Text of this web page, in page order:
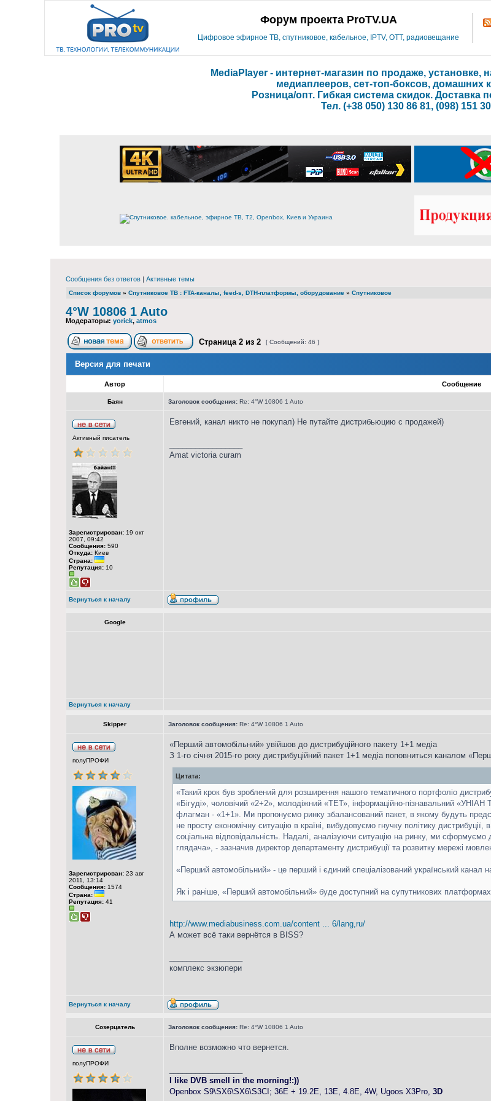
Форум проекта ProTV.UA
Цифровое эфирное ТВ, спутниковое, кабельное, IPTV, OTT, радиовещание
MediaPlayer - интернет-магазин по продаже, установке,
медиаплееров, сет-топ-боксов, домашних
Розница/опт. Гибкая система скидок. Доставка
Тел. (+38 050) 130 86 81, (098) 151
Сообщения без ответов | Активные темы
Список форумов » Cпутниковое ТВ : FTA-каналы, feed-s, DTH-платформы, оборудование » Спутниковое
4°W 10806 1 Auto
Модераторы: yorick, atmos
Страница 2 из 2 [ Сообщений: 46 ]
Версия для печати
Автор Сообщение
Баян Заголовок сообщения: Re: 4°W 10806 1 Auto
Активный писатель
Зарегистрирован: 19 окт
2007, 09:42
Сообщения: 590
Откуда: Киев
Страна:
Репутация: 10
Евгений, канал никто не покупал) Не путайте дистрибьюцию с продажей)
Amat victoria curam
Вернуться к началу
Google
Вернуться к началу
Skipper Заголовок сообщения: Re: 4°W 10806 1 Auto
полуПРОФИ
Зарегистрирован: 23 авг
2011, 13:14
Сообщения: 1574
Страна:
Репутация: 41
«Перший автомобільний» увійшов до дистрибуційного пакету 1+1 медіа
З 1-го січня 2015-го року дистрибуційний пакет 1+1 медіа поповниться каналом
Цитата:
«Такий крок був зроблений для розширення нашого тематичного портфоліо
«Бігуді», чоловічий «2+2», молодіжний «ТЕТ», інформаційно-пізнавальний
флагман - «1+1». Ми пропонуємо ринку збалансований пакет, в якому будуть
не просту економічну ситуацію в країні, вибудовуємо гнучку політику
соціальна відповідальність. Надалі, аналізуючи ситуацію на ринку, ми
глядача», - зазначив директор департаменту дистрибуції та розвитку мережі
«Перший автомобільний» - це перший і єдиний спеціалізований український канал
Як і раніше, «Перший автомобільний» буде доступний на супутникових
http://www.mediabusiness.com.ua/content ... 6/lang,ru/
А может всё таки вернётся в BISS?
комплекс экзюпери
Вернуться к началу
Созерцатель Заголовок сообщения: Re: 4°W 10806 1 Auto
полуПРОФИ
Вполне возможно что вернется.
I like DVB smell in the morning!:))
Openbox S9\SX6\SX6\S3CI; 36E + 19.2E, 13E, 4.8E, 4W, Ugoos X3Pro, 3D